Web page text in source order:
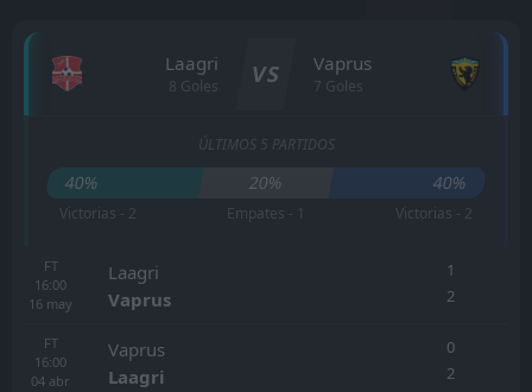
Laagri
8 Goles VS Vaprus
7 Goles
ÚLTIMOS 5 PARTIDOS
40% 20% 40%
Victorias - 2 Empates - 1 Victorias - 2
FT
16:00
16 may
Laagri
Vaprus
1
2
FT
16:00
04 abr
Vaprus
Laagri
0
2